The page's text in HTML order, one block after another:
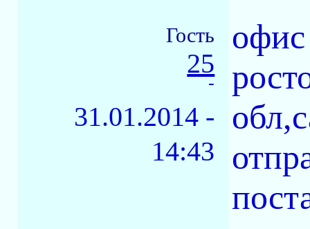
Гость
25
-
31.01.2014 -
14:43
офис